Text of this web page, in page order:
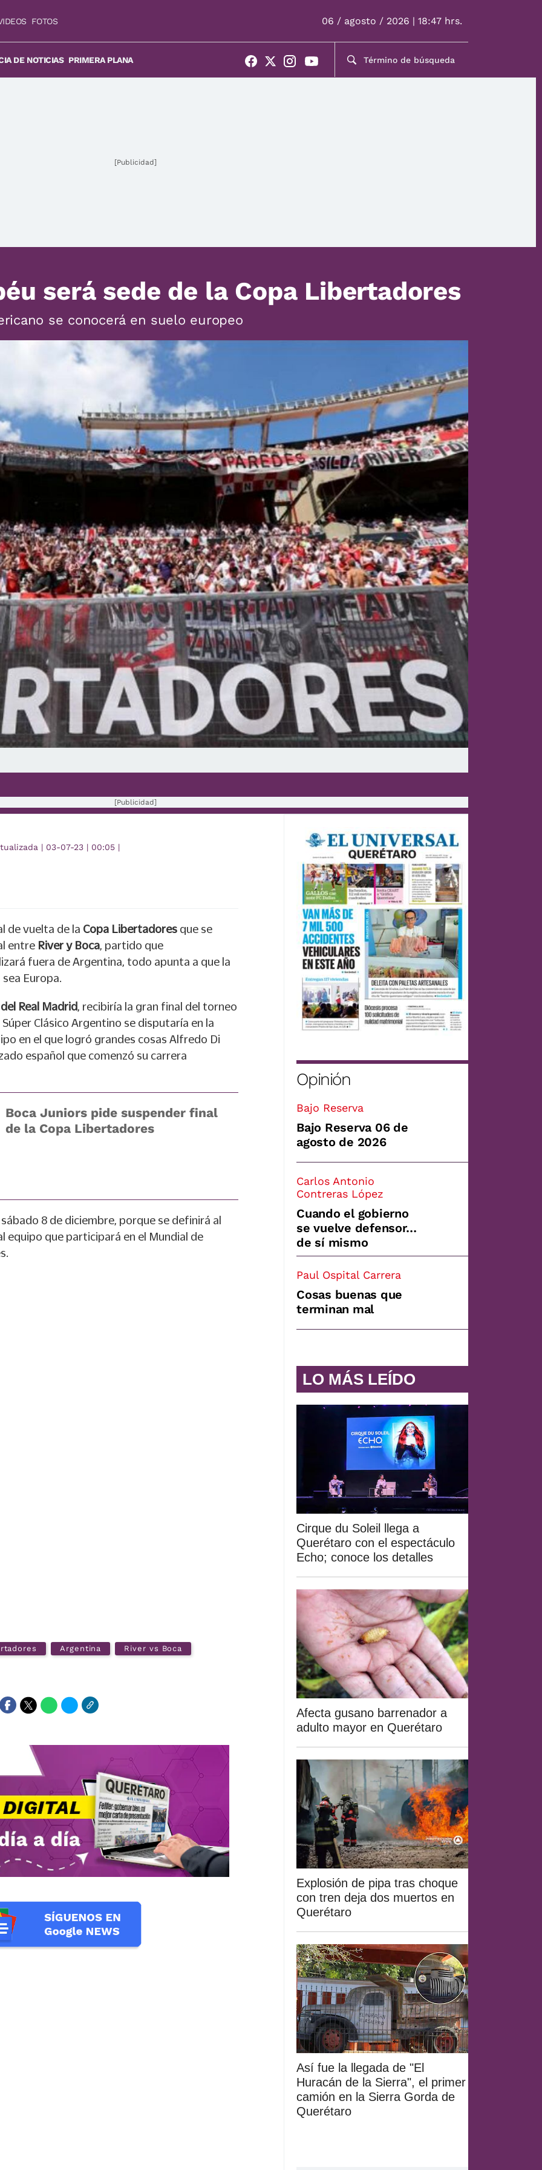
FOTOS 06 / agosto / 2026 | 18:47 hrs.
DE NOTICIAS PRIMERA PLANA
[Publicidad]
será sede de la Copa Libertadores
se conocerá en suelo europeo
[Publicidad]
| 03-07-23 | 00:05 |
de vuelta de la Copa Libertadores que se
entre River y Boca, partido que
fuera de Argentina, todo apunta a que la
Europa.
Real Madrid, recibiría la gran final del torneo
Clásico Argentino se disputaría en la
en el que logró grandes cosas Alfredo Di
español que comenzó su carrera
Boca Juniors pide suspender final
de la Copa Libertadores
8 de diciembre, porque se definirá al
equipo que participará en el Mundial de
Argentina River vs Boca
Opinión
Bajo Reserva
Bajo Reserva 06 de
agosto de 2026
Carlos Antonio
Contreras López
Cuando el gobierno
se vuelve defensor…
de sí mismo
Paul Ospital Carrera
Cosas buenas que
terminan mal
LO MÁS LEÍDO
Cirque du Soleil llega a
Querétaro con el espectáculo
Echo; conoce los detalles
Afecta gusano barrenador a
adulto mayor en Querétaro
Explosión de pipa tras choque
con tren deja dos muertos en
Querétaro
Así fue la llegada de "El
Huracán de la Sierra", el primer
camión en la Sierra Gorda de
Querétaro